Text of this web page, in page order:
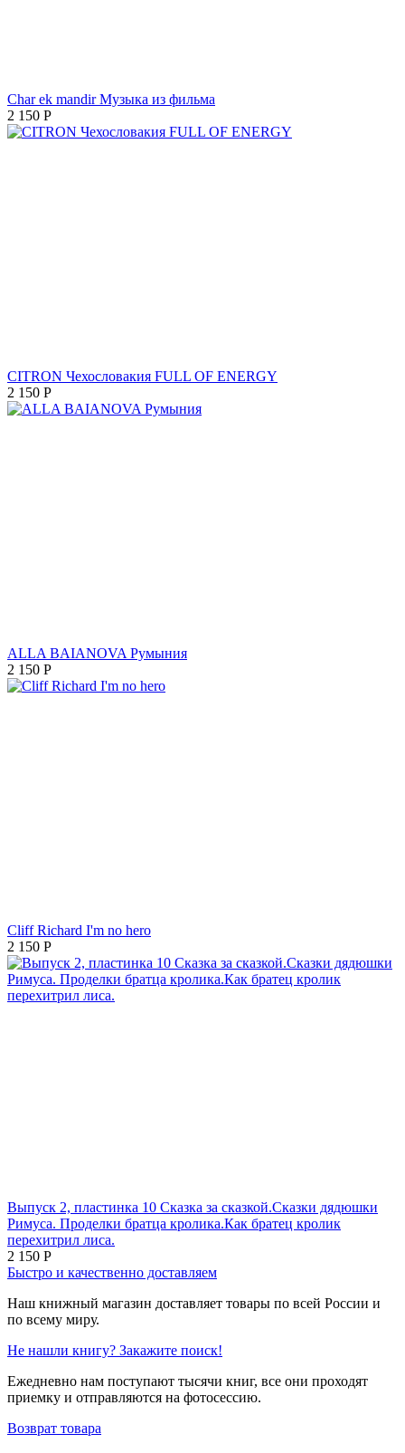
Char ek mandir Музыка из фильма
2 150 Р
CITRON Чехословакия FULL OF ENERGY
2 150 Р
ALLA BAIANOVA Румыния
2 150 Р
Cliff Richard I'm no hero
2 150 Р
Выпуск 2, пластинка 10 Сказка за сказкой.Сказки дядюшки
Римуса. Проделки братца кролика.Как братец кролик
перехитрил лиса.
2 150 Р
Быстро и качественно доставляем
Наш книжный магазин доставляет товары по всей России и
по всему миру.
Не нашли книгу? Закажите поиск!
Ежедневно нам поступают тысячи книг, все они проходят
приемку и отправляются на фотосессию.
Возврат товара